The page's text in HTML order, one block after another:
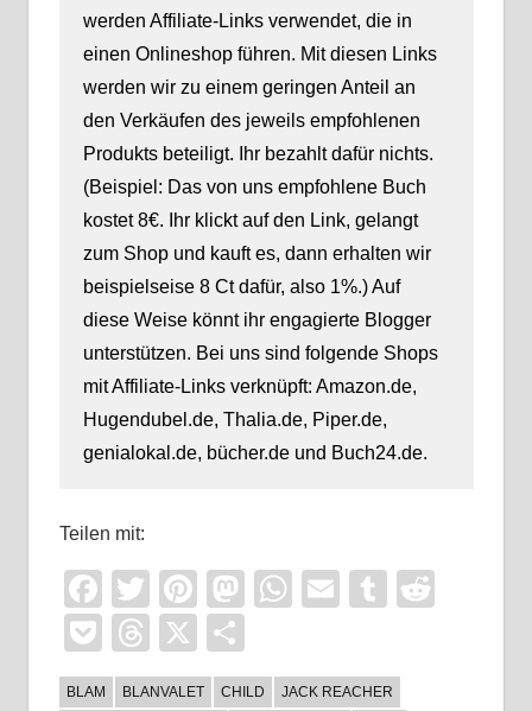
werden Affiliate-Links verwendet, die in
einen Onlineshop führen. Mit diesen Links
werden wir zu einem geringen Anteil an
den Verkäufen des jeweils empfohlenen
Produkts beteiligt. Ihr bezahlt dafür nichts.
(Beispiel: Das von uns empfohlene Buch
kostet 8€. Ihr klickt auf den Link, gelangt
zum Shop und kauft es, dann erhalten wir
beispielseise 8 Ct dafür, also 1%.) Auf
diese Weise könnt ihr engagierte Blogger
unterstützen. Bei uns sind folgende Shops
mit Affiliate-Links verknüpft: Amazon.de,
Hugendubel.de, Thalia.de, Piper.de,
genialokal.de, bücher.de und Buch24.de.
Teilen mit:
Facebook
TwitterPinterest
Mastodon
WhatsApp
EmailTumblr
PocketThreads
X
BLAM BLANVALET CHILD
JACK REACHER